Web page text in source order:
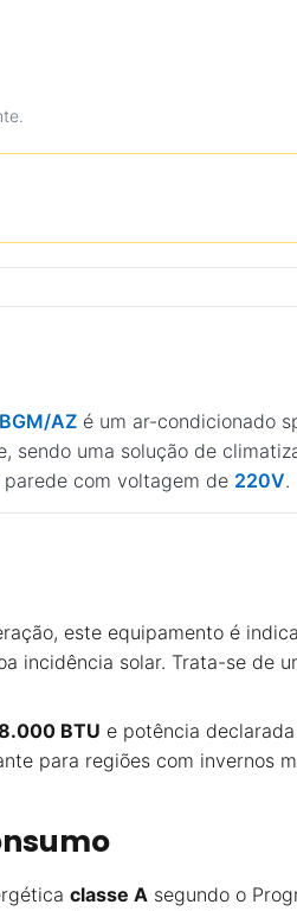
AZ é um ar-condicionado
sendo uma solução de
com voltagem de 220V.
este equipamento é
incidência solar. Trata-se de
BTU e potência
para regiões com invernos
classe A segundo o